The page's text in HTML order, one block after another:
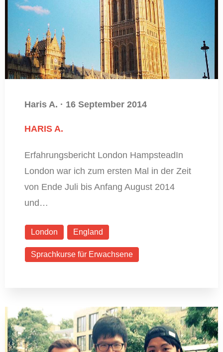
Haris A. · 16 September 2014
HARIS A.
Erfahrungsbericht London HampsteadIn
London war ich zum ersten Mal in der Zeit
von Ende Juli bis Anfang August 2014
und…
London England
Sprachkurse für Erwachsene